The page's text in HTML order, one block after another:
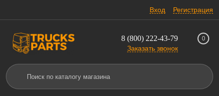
Вход Регистрация
8 (800) 222-43-79
Заказать звонок
0